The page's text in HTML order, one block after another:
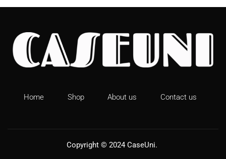
Home Shop About us Contact us
Copyright © 2024 CaseUni.